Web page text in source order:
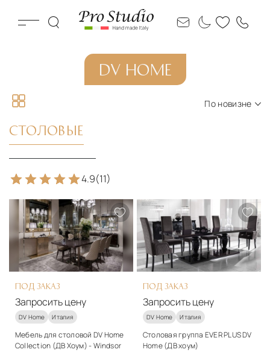
DV HOME
По новизне
СТОЛОВЫЕ
4.9(11)
ПОД ЗАКАЗ
Запросить цену
DV Home Италия
Мебель для столовой DV Home
Collection (ДВ Хоум) - Windsor
ПОД ЗАКАЗ
Запросить цену
DV Home Италия
Столовая группа EVER PLUS DV
Home (ДВ хоум)